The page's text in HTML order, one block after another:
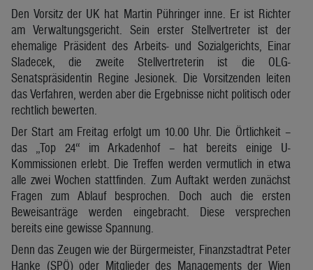
Den Vorsitz der UK hat Martin Pühringer inne. Er ist Richter
am Verwaltungsgericht. Sein erster Stellvertreter ist der
ehemalige Präsident des Arbeits- und Sozialgerichts, Einar
Sladecek, die zweite Stellvertreterin ist die OLG-
Senatspräsidentin Regine Jesionek. Die Vorsitzenden leiten
das Verfahren, werden aber die Ergebnisse nicht politisch oder
rechtlich bewerten.
Der Start am Freitag erfolgt um 10.00 Uhr. Die Örtlichkeit –
das „Top 24“ im Arkadenhof – hat bereits einige U-
Kommissionen erlebt. Die Treffen werden vermutlich in etwa
alle zwei Wochen stattfinden. Zum Auftakt werden zunächst
Fragen zum Ablauf besprochen. Doch auch die ersten
Beweisanträge werden eingebracht. Diese versprechen
bereits eine gewisse Spannung.
Denn das Zeugen wie der Bürgermeister, Finanzstadtrat Peter
Hanke (SPÖ) oder Mitglieder des Managements der Wien